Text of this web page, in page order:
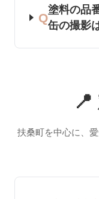
Q
塗料の品
缶の撮影
扶桑町を中心に、